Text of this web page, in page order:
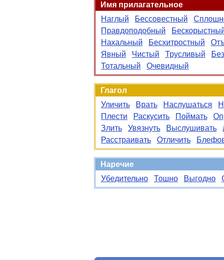
Имя прилагательное
Наглый
Бессовестный
Правдоподобный
Нахальный
Бесхитростный
Явный
Чистый Трусливый
Тотальный
Очевидный
Глагол
Уличить
Врать Наслушаться
Плести
Раскусить Поймать
Злить
Увязнуть Выслушивать
Расстраивать
Отличить
Наречие
Убедительно
Тошно Выгодно